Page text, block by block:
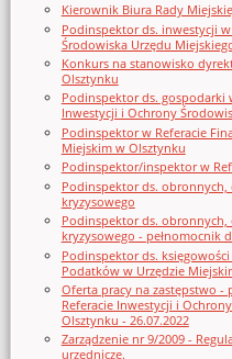
Kierownik Biura Rady
Podinspektor ds. inwestycji
Środowiska Urzędu
Konkurs na stanowisko
Olsztynku
Podinspektor ds. gospodarki
Inwestycji i Ochrony
Podinspektor w Referacie
Miejskim w Olsztynku
Podinspektor/inspektor w
Podinspektor ds.
kryzysowego
Podinspektor ds.
kryzysowego - pełnomocnik
Podinspektor ds.
Podatków w Urzędzie
Oferta pracy na zastępstwo
Referacie Inwestycji i
Olsztynku - 26.07.2022
Zarządzenie nr 9/2009 -
urzędnicze.